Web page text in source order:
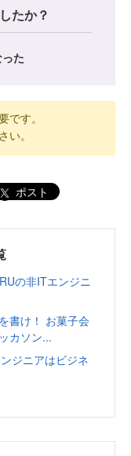
たか？
た
です。
い。
ポスト
の非ITエンジニ
書け！ お菓子会
カソン...
ジニアはビジネ